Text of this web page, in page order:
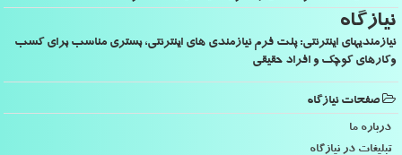
نیازگاه
نیازمندیهای اینترنتی: پلت فرم نیازمندی های اینترنتی، بستری مناسب برای کسب
وکارهای کوچک و افراد حقیقی
صفحات نیازگاه
درباره ما
تبلیغات در نیازگاه